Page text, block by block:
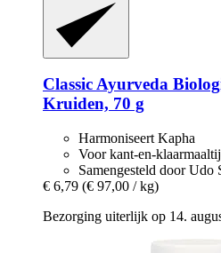
Classic Ayurveda
Kruiden, 70 g
Harmoniseert Kapha
Voor kant-en-
Samengesteld door Udo
€ 6,79 (€ 97,00 / kg)
Bezorging uiterlijk op 14.